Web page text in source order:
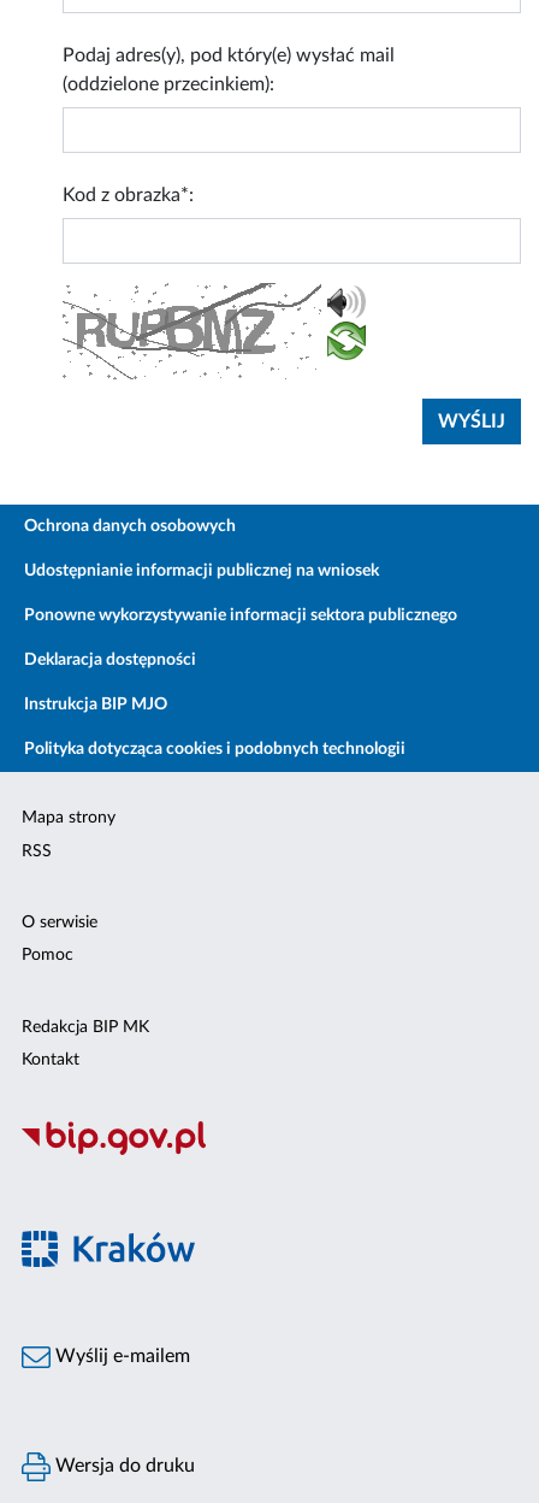
Podaj adres(y), pod który(e) wysłać mail
(oddzielone przecinkiem):
Kod z obrazka*:
Ochrona danych osobowych
Udostępnianie informacji publicznej na wniosek
Ponowne wykorzystywanie informacji sektora publicznego
Deklaracja dostępności
Instrukcja BIP MJO
Polityka dotycząca cookies i podobnych technologii
Mapa strony
RSS
O serwisie
Pomoc
Redakcja BIP MK
Kontakt
Wyślij e-mailem
Wersja do druku